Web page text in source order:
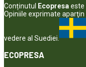
Conținutul Ecopresa este
Opiniile exprimate
vedere al Suediei.
ECOPRESA